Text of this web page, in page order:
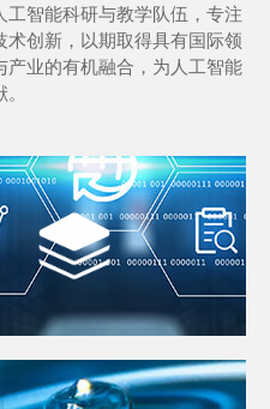
智能科研与教学队伍，专注
创新，以期取得具有国际领
产业的有机融合，为人工智能